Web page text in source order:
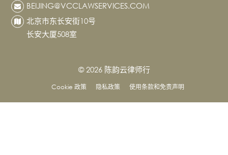
BEIJING@VCCLAWSERVICES.COM
北京市东长安街10号
长安大厦508室
© 2026 陈韵云律师行
Cookie 政策 隐私政策 使用条款和免责声明